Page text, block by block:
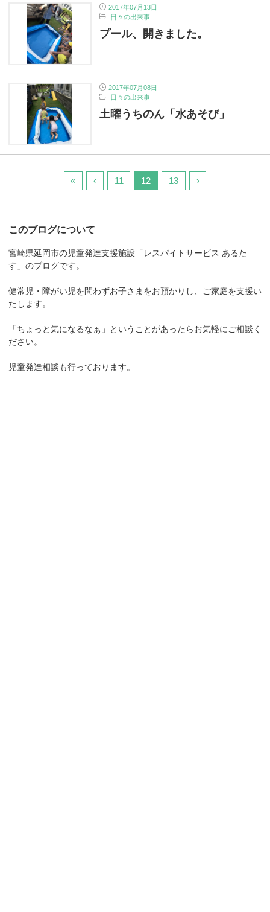
2017年07月13日
日々の出来事
プール、開きました。
2017年07月08日
日々の出来事
土曜うちのん「水あそび」
« ‹ 11 12 13 ›
このブログについて
宮崎県延岡市の児童発達支援施設「レスパイトサービス あるた
す」のブログです。
健常児・障がい児を問わずお子さまをお預かりし、ご家庭を支援い
たします。
「ちょっと気になるなぁ」ということがあったらお気軽にご相談く
ださい。
児童発達相談も行っております。